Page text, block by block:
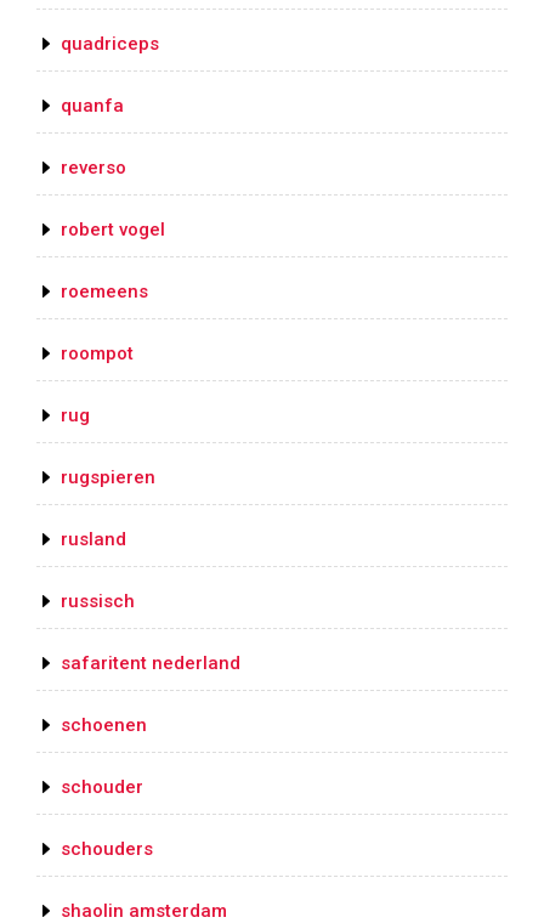
quadriceps
quanfa
reverso
robert vogel
roemeens
roompot
rug
rugspieren
rusland
russisch
safaritent nederland
schoenen
schouder
schouders
shaolin amsterdam